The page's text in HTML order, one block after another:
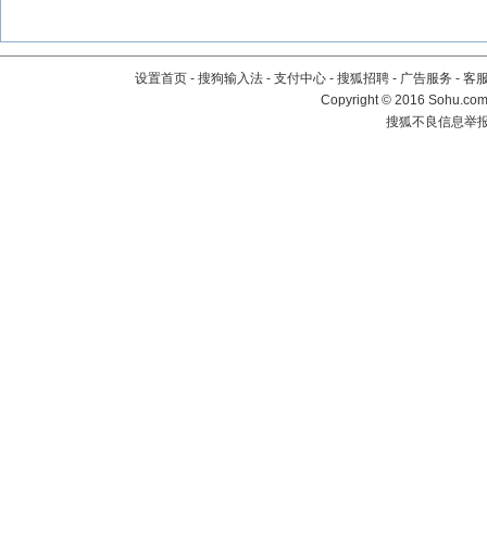
设置首页 - 搜狗输入法 - 支付中心 - 搜狐招聘 - 广告服务 - 客
Copyright©2016
搜狐不良信息举